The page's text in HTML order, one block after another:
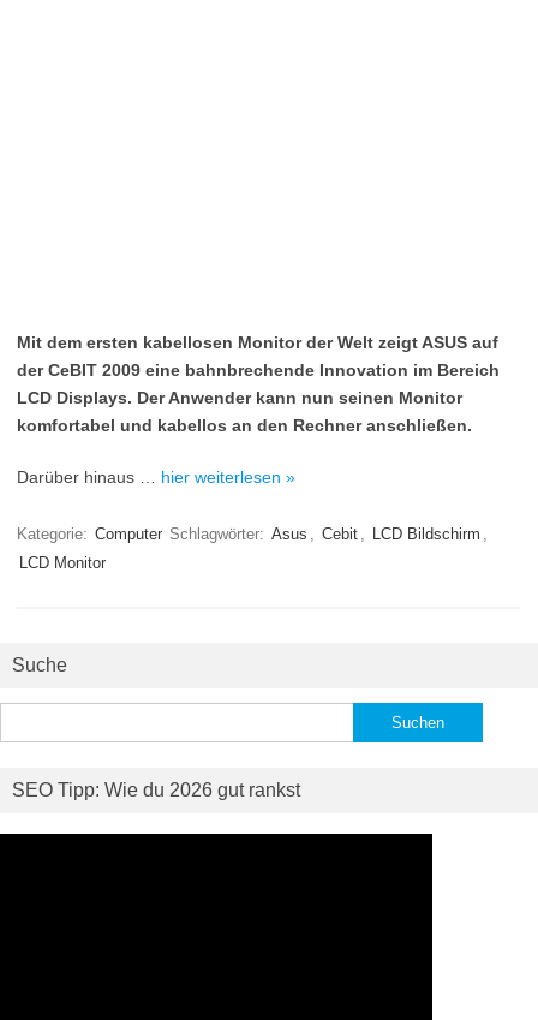
Mit dem ersten kabellosen Monitor der Welt zeigt ASUS auf
der CeBIT 2009 eine bahnbrechende Innovation im Bereich
LCD Displays. Der Anwender kann nun seinen Monitor
komfortabel und kabellos an den Rechner anschließen.
Darüber hinaus … hier weiterlesen »
Kategorie: Computer Schlagwörter: Asus , Cebit , LCD Bildschirm ,
LCD Monitor
Suche
nach:
SEO Tipp: Wie du 2026 gut rankst